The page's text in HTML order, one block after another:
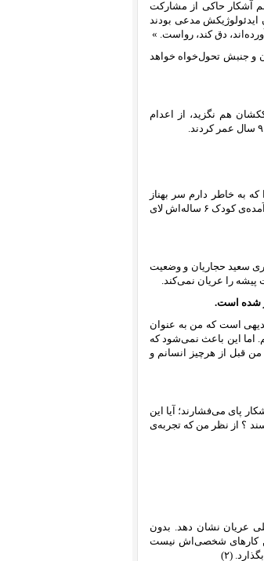
آشکار حاکی از مشارکت
مدعی بودند
دق کند، رواست. »
و جنبش تحول‌خواه خواهد
هم نگزید، از اعدام
به خاطر دارم سر بهناز
شرقی را که برای ملاقات برادرش شهنام شب عید به زندان آمده بود در مقابل چشمان از حدقه‌ درآمده‌ی کودک ۶ ساله‌اش لای
سعید حجاریان و وضعیت
را عریان نمی‌کند.
شده است.
است که من به عنوان
اما این باعث نمی‌شود که
قبل از هرچیز انسانم و
پای می‌فشارند؛ آیا این
؟ از نظر من که تجربه‌ی
بیرحمی نظامش و سمت‌گیری آن را پس از کودتای خرداد ۸۸ به شکلی عریان نشان دهد. بدون
کارهای شخصی‌اش نیست
(۲)